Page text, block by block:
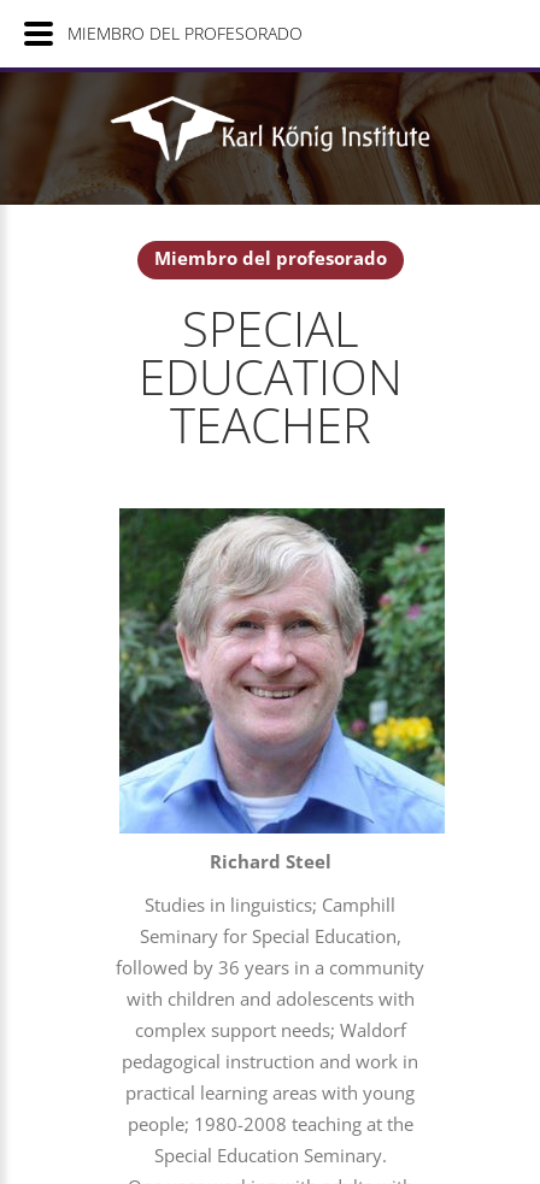
Miembro del profesorado
SPECIAL
EDUCATION
TEACHER
Richard Steel
Studies in linguistics; Camphill
Seminary for Special Education,
followed by 36 years in a community
with children and adolescents with
complex support needs; Waldorf
pedagogical instruction and work in
practical learning areas with young
people; 1980-2008 teaching at the
Special Education Seminary.
MIEMBRO DEL PROFESORADO